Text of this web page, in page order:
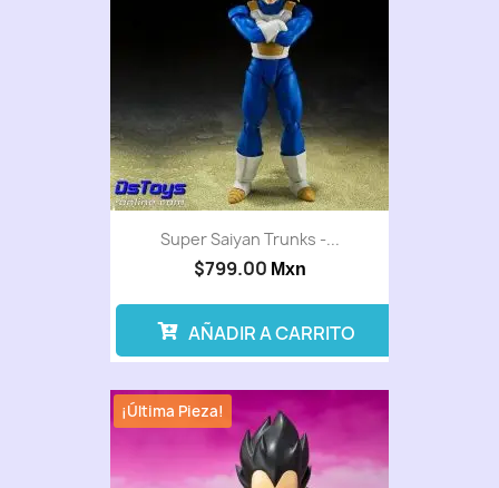
Super Saiyan Trunks -...
$799.00 Mxn
AÑADIR A CARRITO
¡Última Pieza!